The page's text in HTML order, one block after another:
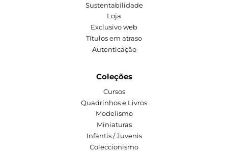
Sustentabilidade
Loja
Exclusivo web
Títulos em atraso
Autenticação
Coleções
Cursos
Quadrinhos e Livros
Modelismo
Miniaturas
Infantis / Juvenis
Coleccionismo